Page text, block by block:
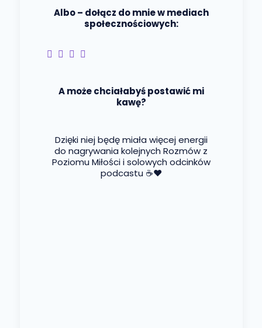
Albo – dołącz do mnie w mediach
społecznościowych:
A może chciałabyś postawić mi
kawę?
Dzięki niej będę miała więcej energii
do nagrywania kolejnych Rozmów z
Poziomu Miłości i solowych odcinków
podcastu ☕❤️